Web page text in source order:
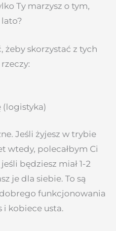
Ty marzysz o tym,
żeby skorzystać z tych
Jeśli żyjesz w trybie
wtedy, polecałbym Ci
będziesz miał 1-2
je dla siebie. To są
funkcjonowania
i kobiece usta.